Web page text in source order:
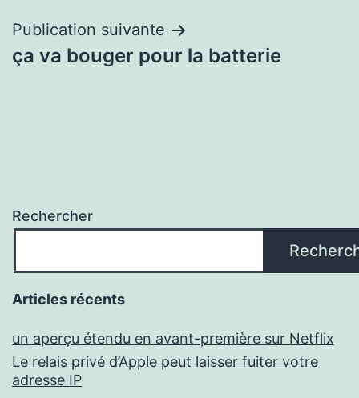
Publication suivante
ça va bouger pour la batterie
Rechercher
Articles récents
un aperçu étendu en avant-première sur Netflix
Le relais privé d’Apple peut laisser fuiter votre
adresse IP